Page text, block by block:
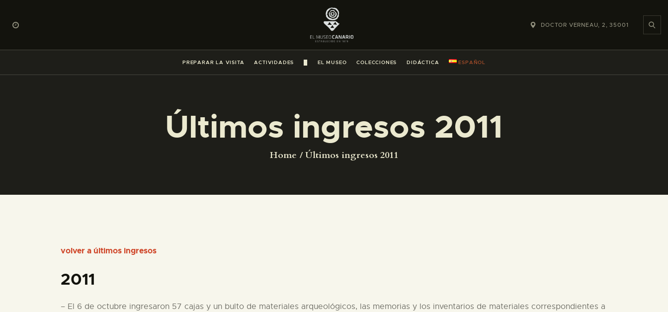
DOCTOR VERNEAU, 2, 35001
PREPARAR LA VISITA ACTIVIDADES EL MUSEO COLECCIONES DIDÁCTICA ESPAÑOL
Últimos ingresos 2011
Home Últimos ingresos 2011
PREPARAR LA VISITA
ACTIVIDADES
█
COLECCIONES
volver a últimos ingresos
2011
– El 6 de octubre ingresaron 57 cajas y un bulto de materiales arqueológicos, las memorias y los inventarios de materiales correspondientes a